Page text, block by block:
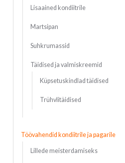
Lisaained kondiitrile
Martsipan
Suhkrumassid
Täidised ja valmiskreemid
Küpsetuskindlad täidised
Trühvlitäidised
Töövahendid kondiitrile ja pagarile
Lillede meisterdamiseks